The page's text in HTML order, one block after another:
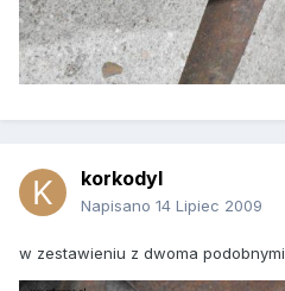
korkodyl
Napisano 14 Lipiec 2009
w zestawieniu z dwoma podobnymi